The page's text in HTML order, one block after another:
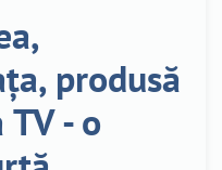
produsă
- o